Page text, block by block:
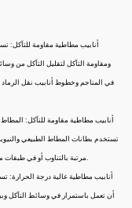
أنابيب مطاطية مقاومة للتآكل:
ومقاومة التآكل لتقليل التآكل من
في المناجم وخطوط أنابيب نقل
أنابيب مطاطية مقاومة للتآكل: المطاط
تستخدم بطانات المطاط الطبيعي
مرتبة بالتناوب أو في طبقات متعددة. تطبق على نطاق واسع في أنظمة النقل الحمضية والقلوية والملح.
أنابيب مطاطية عالية درجة الحرارة: